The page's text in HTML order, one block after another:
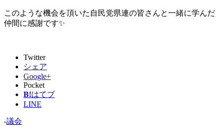
このような機会を頂いた自民党県連の皆さんと一緒に学んだ
仲間に感謝です✨
Twitter
シェア
Google+
Pocket
B!はてブ
LINE
-議会